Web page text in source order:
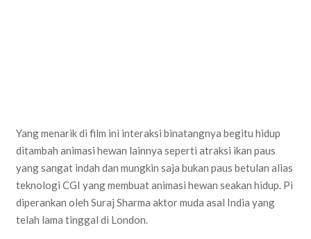
Yang menarik di film ini interaksi binatangnya begitu hidup
ditambah animasi hewan lainnya seperti atraksi ikan paus
yang sangat indah dan mungkin saja bukan paus betulan alias
teknologi CGI yang membuat animasi hewan seakan hidup. Pi
diperankan oleh Suraj Sharma aktor muda asal India yang
telah lama tinggal di London.